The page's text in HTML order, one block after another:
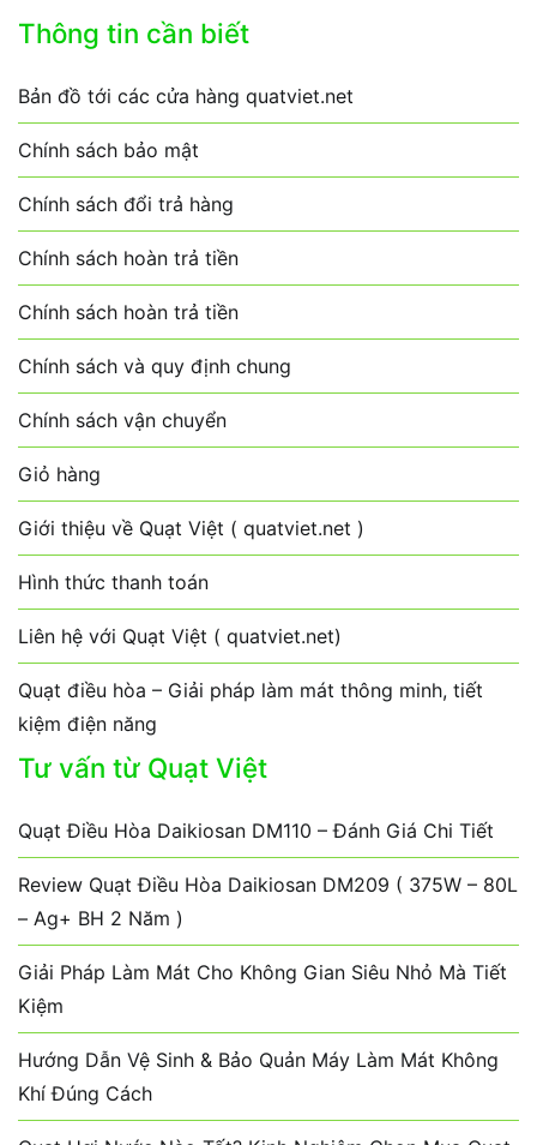
Thông tin cần biết
Bản đồ tới các cửa hàng quatviet.net
Chính sách bảo mật
Chính sách đổi trả hàng
Chính sách hoàn trả tiền
Chính sách hoàn trả tiền
Chính sách và quy định chung
Chính sách vận chuyển
Giỏ hàng
Giới thiệu về Quạt Việt ( quatviet.net )
Hình thức thanh toán
Liên hệ với Quạt Việt ( quatviet.net)
Quạt điều hòa – Giải pháp làm mát thông minh, tiết
kiệm điện năng
Tư vấn từ Quạt Việt
Quạt Điều Hòa Daikiosan DM110 – Đánh Giá Chi Tiết
Review Quạt Điều Hòa Daikiosan DM209 ( 375W – 80L
– Ag+ BH 2 Năm )
Giải Pháp Làm Mát Cho Không Gian Siêu Nhỏ Mà Tiết
Kiệm
Hướng Dẫn Vệ Sinh & Bảo Quản Máy Làm Mát Không
Khí Đúng Cách